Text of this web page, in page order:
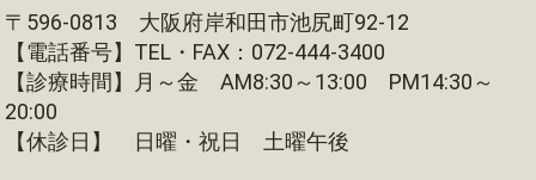
〒596-0813 大阪府岸和田市池尻町92-12
【電話番号】TEL・FAX：072-444-3400
【診療時間】月～金 AM8:30～13:00 PM14:30～
20:00
【休診日】 日曜・祝日 土曜午後